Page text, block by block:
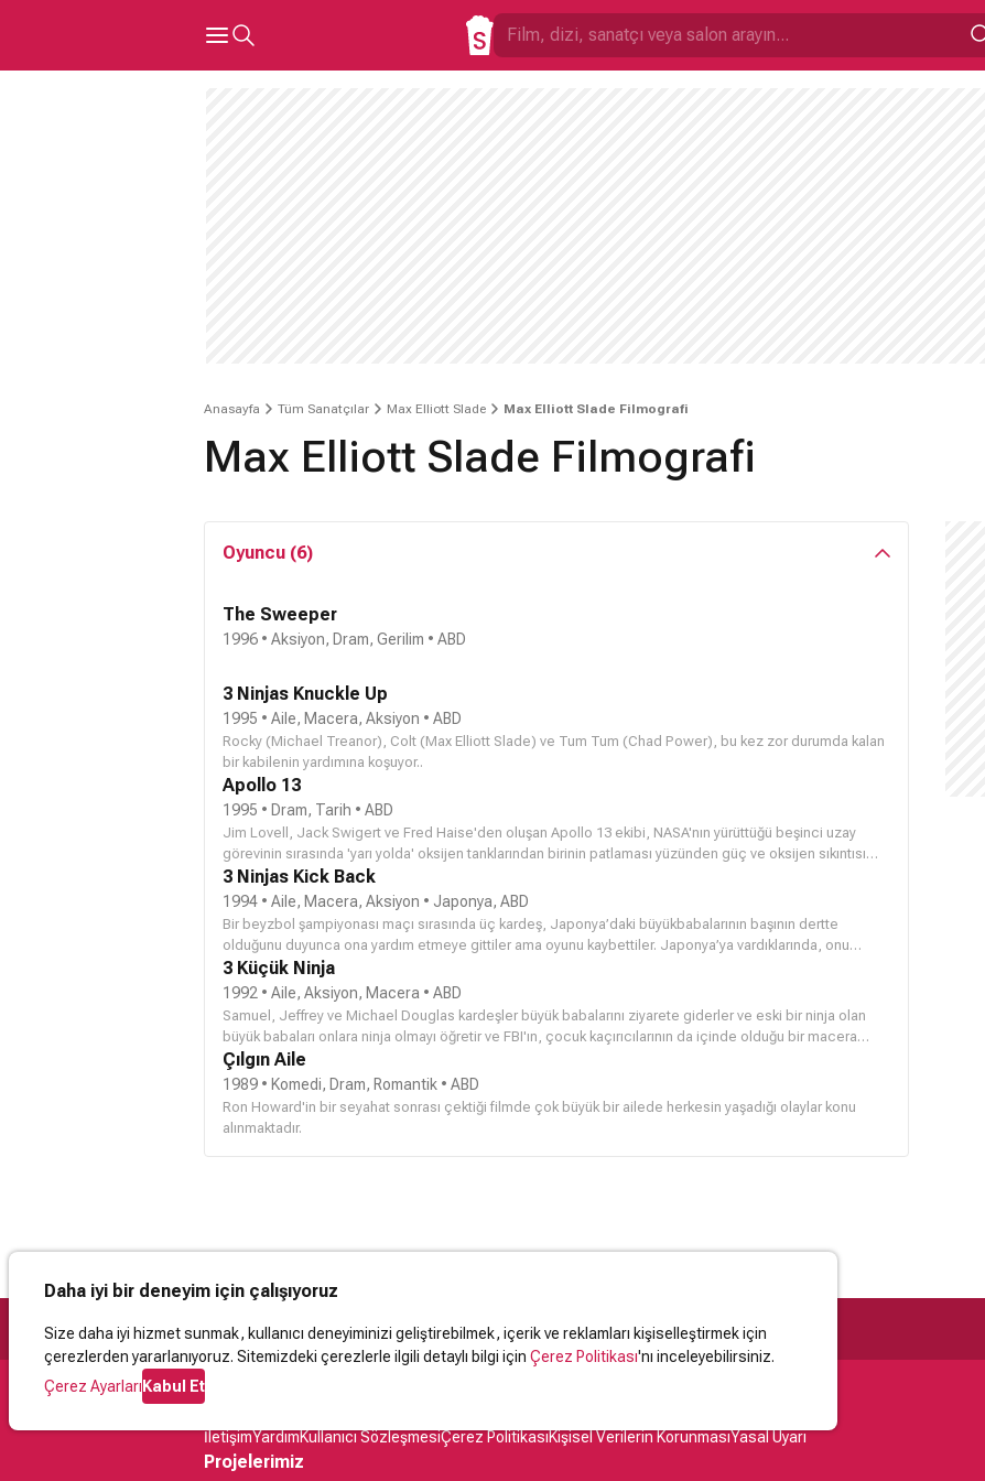
Anasayfa Tüm Sanatçılar Max Elliott Slade Max Elliott Slade Filmografi
Max Elliott Slade Filmografi
Oyuncu (6)
The Sweeper
1996 • Aksiyon, Dram, Gerilim • ABD
3 Ninjas Knuckle Up
1995 • Aile, Macera, Aksiyon • ABD
Rocky (Michael Treanor), Colt (Max Elliott Slade) ve Tum Tum (Chad Power), bu kez zor durumda kalan
bir kabilenin yardımına koşuyor..
Apollo 13
1995 • Dram, Tarih • ABD
Jim Lovell, Jack Swigert ve Fred Haise'den oluşan Apollo 13 ekibi, NASA'nın yürüttüğü beşinci uzay
görevinin sırasında 'yarı yolda' oksijen tanklarından birinin patlaması yüzünden güç ve oksijen sıkıntısı
çekmeye başlarlar ve aracın Dünya'ya dönmesi risk altına girer. Geri kalan oksijeni idareli kullanırken
donma ve havasızlıktan ölme tehlikelerini göze alan ekip ne pahasına olursa olsun yörüngeden
kurtularak Dünya'ya dönmeyi deneyeceklerdir. Fakat Houston'daki komuta merkezindeki görevliler hasar
görmüş olan aracın atmosferden geçerken yanarak parçalanabileceğini tahmin etmektedir...
3 Ninjas Kick Back
1994 • Aile, Macera, Aksiyon • Japonya, ABD
Bir beyzbol şampiyonası maçı sırasında üç kardeş, Japonya’daki büyükbabalarının başının dertte
olduğunu duyunca ona yardım etmeye gittiler ama oyunu kaybettiler. Japonya’ya vardıklarında, onu
intikam almak için geri dönen eski düşmanından korumak için tüm güçlerini kullanmaları gerekir.
3 Küçük Ninja
1992 • Aile, Aksiyon, Macera • ABD
Samuel, Jeffrey ve Michael Douglas kardeşler büyük babalarını ziyarete giderler ve eski bir ninja olan
büyük babaları onlara ninja olmayı öğretir ve FBI'ın, çocuk kaçırıcılarının da içinde olduğu bir macera
başlar.
Çılgın Aile
1989 • Komedi, Dram, Romantik • ABD
Ron Howard'in bir seyahat sonrası çektiği filmde çok büyük bir ailede herkesin yaşadığı olaylar konu
alınmaktadır.
Daha iyi bir deneyim için çalışıyoruz
Size daha iyi hizmet sunmak, kullanıcı deneyiminizi geliştirebilmek, içerik ve reklamları kişiselleştirmek için
çerezlerden yararlanıyoruz. Sitemizdeki çerezlerle ilgili detaylı bilgi için Çerez Politikası'nı inceleyebilirsiniz.
Çerez AyarlarıKabul Et
Destek
İletişimYardımKullanıcı SözleşmesiÇerez PolitikasıKişisel Verilerin KorunmasıYasal Uyarı
Projelerimiz